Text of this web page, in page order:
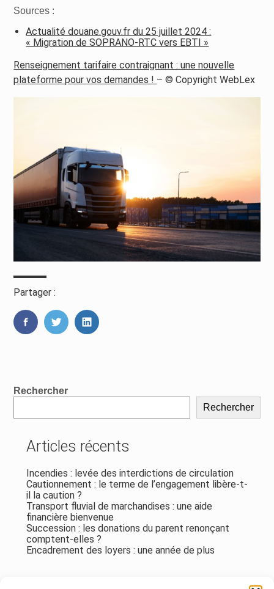
Sources :
Actualité douane.gouv.fr du 25 juillet 2024 :
« Migration de SOPRANO-RTC vers EBTI »
Renseignement tarifaire contraignant : une nouvelle
plateforme pour vos demandes ! – © Copyright WebLex
Partager :
FaceBookTwitterLinkedIn
Blog
Rechercher
Rechercher
Articles récents
Incendies : levée des interdictions de circulation
Cautionnement : le terme de l’engagement libère-t-
il la caution ?
Transport fluvial de marchandises : une aide
financière bienvenue
Succession : les donations du parent renonçant
comptent-elles ?
Encadrement des loyers : une année de plus